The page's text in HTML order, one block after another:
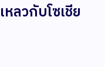
ลวกับโซเชีย